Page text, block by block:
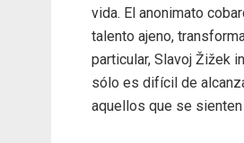
vida. El anonimato
talento ajeno,
particular, Slavoj Žižek
sólo es difícil de
aquellos que se sienten